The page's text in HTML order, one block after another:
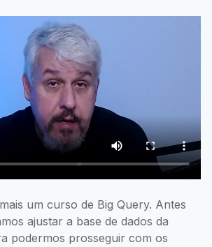
um curso de Big Query. Antes
ajustar a base de dados da
podermos prosseguir com os